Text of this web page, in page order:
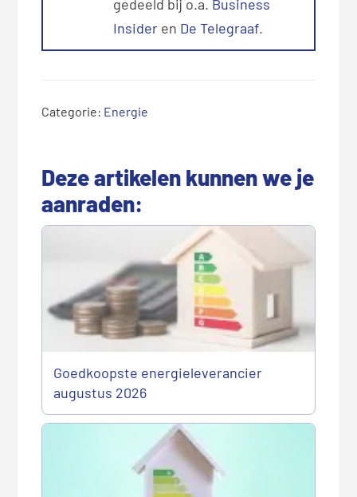
gedeeld bij o.a. Business
Insider en De Telegraaf.
Categorie: Energie
Deze artikelen kunnen we je
aanraden:
Goedkoopste energieleverancier
augustus 2026